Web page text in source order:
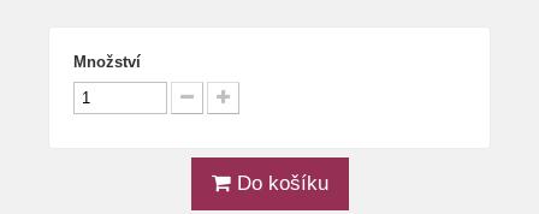
Množství
Do košíku